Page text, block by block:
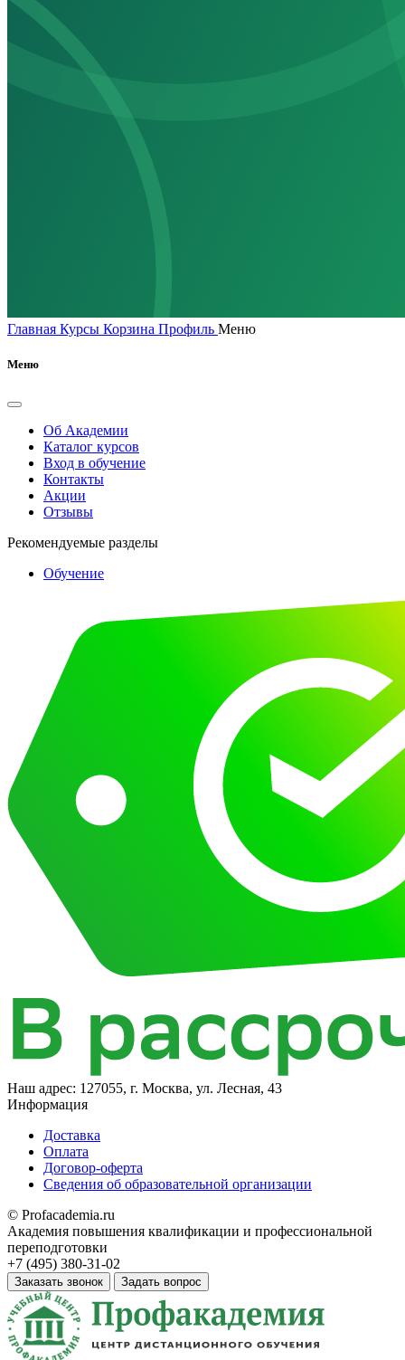
Главная Курсы Корзина Профиль Меню
Меню
Об Академии
Каталог курсов
Вход в обучение
Контакты
Акции
Отзывы
Рекомендуемые разделы
Обучение
Наш адрес: 127055, г. Москва, ул. Лесная, 43
Информация
Доставка
Оплата
Договор-оферта
Сведения об образовательной организации
© Profacademia.ru
Академия повышения квалификации и профессиональной
переподготовки
+7 (495) 380-31-02
Заказать звонок Задать вопрос